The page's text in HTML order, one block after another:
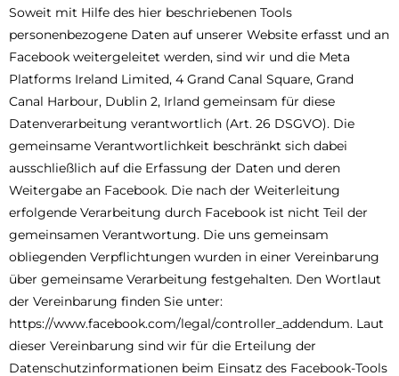
Soweit mit Hilfe des hier beschriebenen Tools
personenbezogene Daten auf unserer Website erfasst und an
Facebook weitergeleitet werden, sind wir und die Meta
Platforms Ireland Limited, 4 Grand Canal Square, Grand
Canal Harbour, Dublin 2, Irland gemeinsam für diese
Datenverarbeitung verantwortlich (Art. 26 DSGVO). Die
gemeinsame Verantwortlichkeit beschränkt sich dabei
ausschließlich auf die Erfassung der Daten und deren
Weitergabe an Facebook. Die nach der Weiterleitung
erfolgende Verarbeitung durch Facebook ist nicht Teil der
gemeinsamen Verantwortung. Die uns gemeinsam
obliegenden Verpflichtungen wurden in einer Vereinbarung
über gemeinsame Verarbeitung festgehalten. Den Wortlaut
der Vereinbarung finden Sie unter:
https://www.facebook.com/legal/controller_addendum. Laut
dieser Vereinbarung sind wir für die Erteilung der
Datenschutzinformationen beim Einsatz des Facebook-Tools